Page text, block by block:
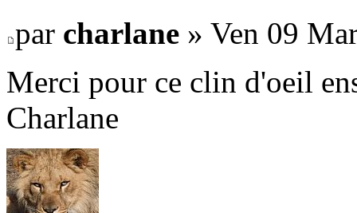
par charlane » Ven 09
Merci pour ce clin d'oeil
Charlane